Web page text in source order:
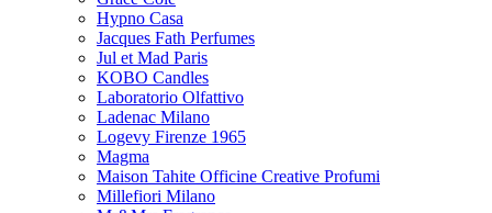
Hypno Casa
Jacques Fath Perfumes
Jul et Mad Paris
KOBO Candles
Laboratorio Olfattivo
Ladenac Milano
Logevy Firenze 1965
Magma
Maison Tahite Officine Creative Profumi
Millefiori Milano